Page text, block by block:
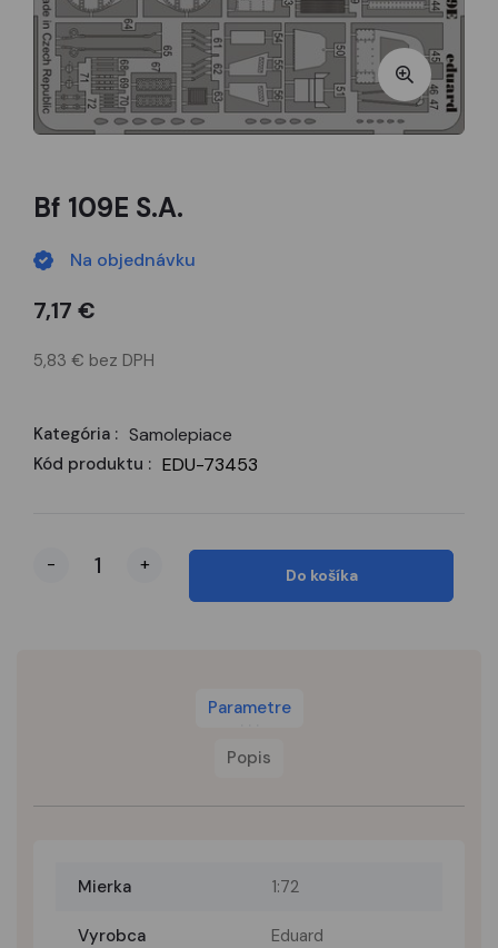
Bf 109E S.A.
Na objednávku
7,17 €
5,83 € bez DPH
Kategória : Samolepiace
Kód produktu : EDU-73453
- +
Do košíka
Parametre
Popis
Mierka 1:72
Vyrobca Eduard